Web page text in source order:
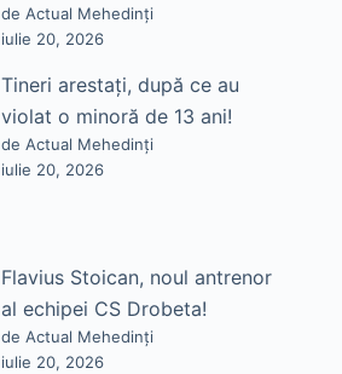
de Actual Mehedinți
iulie 20, 2026
Tineri arestați, după ce au
violat o minoră de 13 ani!
de Actual Mehedinți
iulie 20, 2026
Flavius Stoican, noul antrenor
al echipei CS Drobeta!
de Actual Mehedinți
iulie 20, 2026